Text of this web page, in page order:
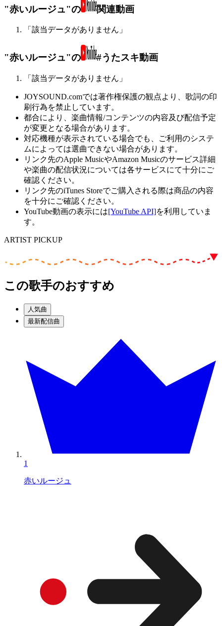
"赤いルージュ"の 関連動画
「該当データがありません」
"赤いルージュ"の #うたスキ動画
「該当データがありません」
JOYSOUND.comでは著作権保護の観点より、歌詞の印
刷行為を禁止しています。
都合により、楽曲情報/コンテンツの内容及び配信予定
が変更となる場合があります。
対応機種が表示されている場合でも、ご利用のシステ
ムによっては選曲できない場合があります。
リンク先のApple MusicやAmazon Musicのサービス詳細
や楽曲の配信状況については各サービスにて十分にご
確認ください。
リンク先のiTunes Storeでご購入される際は商品の内容
を十分にご確認ください。
YouTube動画の表示には[YouTube API]を利用していま
す。
ARTIST PICKUP
この歌手のおすすめ
人気曲
最新配信曲
1
赤いルージュ